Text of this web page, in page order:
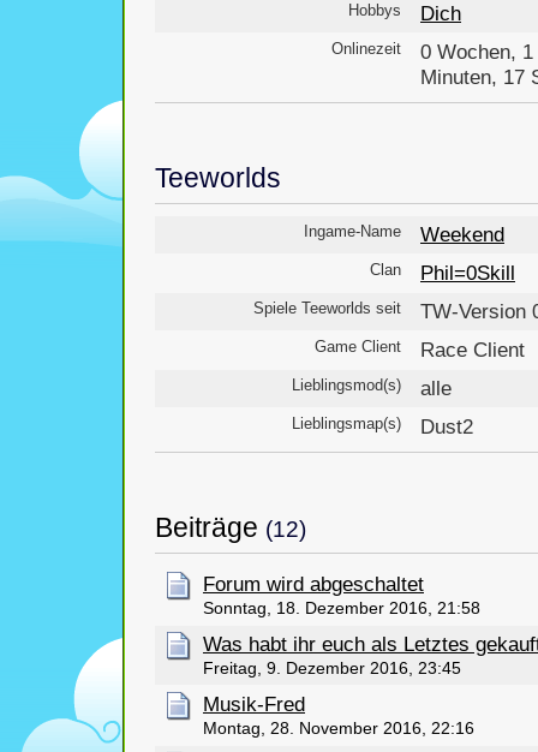
Hobbys Dich
Onlinezeit
0 Wochen, 1
Minuten, 17
Teeworlds
Ingame-Name Weekend
Clan Phil=0Skill
Spiele Teeworlds seit TW-Version
Game Client Race Client
Lieblingsmod(s) alle
Lieblingsmap(s) Dust2
Beiträge (12)
Forum wird abgeschaltet
Sonntag, 18. Dezember 2016, 21:58
Was habt ihr euch als Letztes
Freitag, 9. Dezember 2016, 23:45
Musik-Fred
Montag, 28. November 2016, 22:16